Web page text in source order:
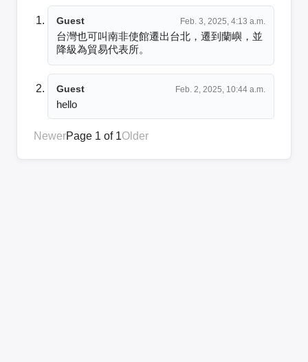
Guest Feb. 3, 2025, 4:13 a.m.
台灣也可叫南非使館遷出台北，遷到蘭嶼，並
降級為貿易代表所。
Guest Feb. 2, 2025, 10:44 a.m.
hello
NewerPage 1 of 1Older